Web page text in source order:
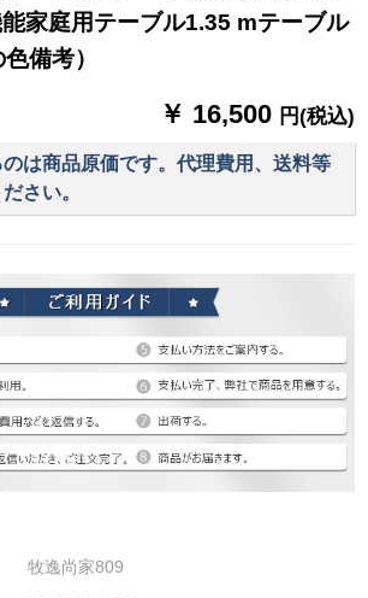
家庭用テーブル1.35 mテーブル
備考）
￥ 16,500 円(税込)
は商品原価です。代理費用、送料等
さい。
牧逸尚家809